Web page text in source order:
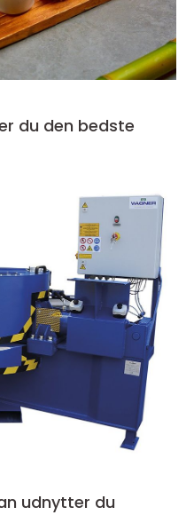
du den bedste
udnytter du